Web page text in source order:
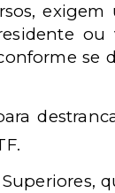
ou
se